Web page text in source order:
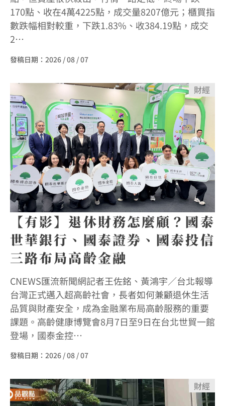
170點、收在4萬4225點，成交量8207億元；櫃買指
數跌幅相對較重，下跌1.83%、收384.19點，成交
2…
發稿日期： 2026 / 08 / 07
【有影】退休財務怎麼顧？國泰
世華銀行、國泰證券、國泰投信
三路布局高齡金融
CNEWS匯流新聞網記者王佐銘、黃鴻宇／台北報導
台灣正式邁入超高齡社會，長者如何兼顧退休生活
品質與財產安全，成為金融業布局高齡服務的重要
課題。高齡健康博覽會8月7日至9日在台北世貿一館
登場，國泰金控…
發稿日期： 2026 / 08 / 07
財經
財經